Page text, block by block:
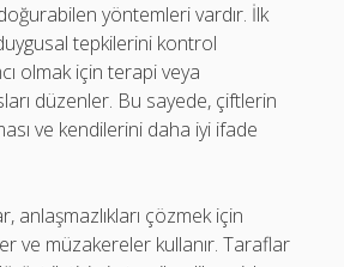
yöntemleri vardır. İlk
tepkilerini kontrol
olmak için terapi veya
düzenler. Bu sayede, çiftlerin
ve kendilerini daha iyi ifade
anlaşmazlıkları çözmek için
ve müzakereler kullanır. Taraflar